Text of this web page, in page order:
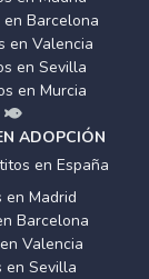
Barcelona
en Valencia
en Sevilla
en Murcia
ADOPCIÓN
en España
en Madrid
Barcelona
Valencia
en Sevilla